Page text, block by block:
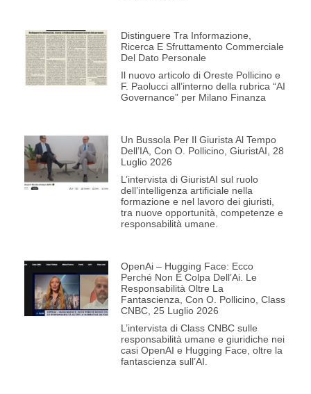
Distinguere Tra Informazione,
Ricerca E Sfruttamento Commerciale
Del Dato Personale
Il nuovo articolo di Oreste Pollicino e
F. Paolucci all’interno della rubrica “AI
Governance” per Milano Finanza
Un Bussola Per Il Giurista Al Tempo
Dell’IA, Con O. Pollicino, GiuristAI, 28
Luglio 2026
L’intervista di GiuristAI sul ruolo
dell’intelligenza artificiale nella
formazione e nel lavoro dei giuristi,
tra nuove opportunità, competenze e
responsabilità umane.
OpenAi – Hugging Face: Ecco
Perché Non È Colpa Dell’Ai. Le
Responsabilità Oltre La
Fantascienza, Con O. Pollicino, Class
CNBC, 25 Luglio 2026
L’intervista di Class CNBC sulle
responsabilità umane e giuridiche nei
casi OpenAI e Hugging Face, oltre la
fantascienza sull’AI.